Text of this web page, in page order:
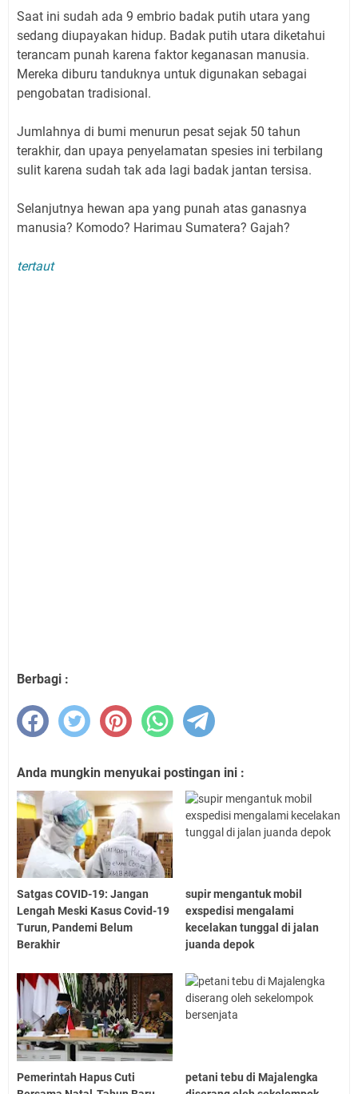
Saat ini sudah ada 9 embrio badak putih utara yang
sedang diupayakan hidup. Badak putih utara diketahui
terancam punah karena faktor keganasan manusia.
Mereka diburu tanduknya untuk digunakan sebagai
pengobatan tradisional.
Jumlahnya di bumi menurun pesat sejak 50 tahun
terakhir, dan upaya penyelamatan spesies ini terbilang
sulit karena sudah tak ada lagi badak jantan tersisa.
Selanjutnya hewan apa yang punah atas ganasnya
manusia? Komodo? Harimau Sumatera? Gajah?
tertaut
Berbagi :
Anda mungkin menyukai postingan ini :
Satgas COVID-19: Jangan
Lengah Meski Kasus Covid-19
Turun, Pandemi Belum
Berakhir
supir mengantuk mobil
exspedisi mengalami
kecelakan tunggal di jalan
juanda depok
Pemerintah Hapus Cuti
petani tebu di Majalengka